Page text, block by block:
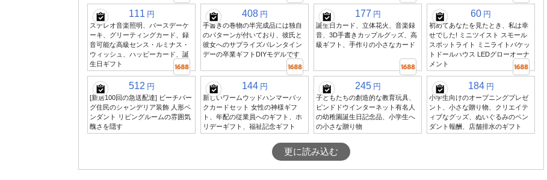
111 円
ステレオ音楽照明、バースデーケ
ーキ、グリーティングカード、録
音可能な高級センス・ルミナス・
ウィッシュ、ハッピーカード、誕
生日ギフト
408 円
手書きの巻物の半完成品には独自
のパターンが付いており、彼氏と
彼女へのサプライズバレンタイン
デーの卒業ギフトDIYモデルです
177 円
誕生日カード、立体花火、音楽録
音、3D手書きカップルグッズ、高
級ギフト、手作りの小さなカード
60 円
初めてあなたを見たとき、私は幸
せでした! ミニツイスト スモール
スポットライト ミニライトバケッ
トドールハウス LEDグローオーナ
メント
512 円
[新居100回の急送配達] ビーチバー
グ住民のシャンデリア装飾 人形ペ
ンダント リビングルームの雰囲気
醜さを隠す
144 円
新しいワームウッドハンマーバッ
クカードセット 女性の神様ギフ
ト、年配の従業員へのギフト、ホ
リデーギフト、福祉記念ギフト
245 円
子どもたちの創造的な教育玩具、
ピンドドウインターネット有名人
の幼稚園誕生日記念品、小学生へ
の小さな贈り物
184 円
小学生向けのオープニングプレゼ
ント、小さな贈り物、クリエイテ
ィブなグッズ、ぬいぐるみのペン
ダント報酬、店舗排水のギフト
更に読み込む